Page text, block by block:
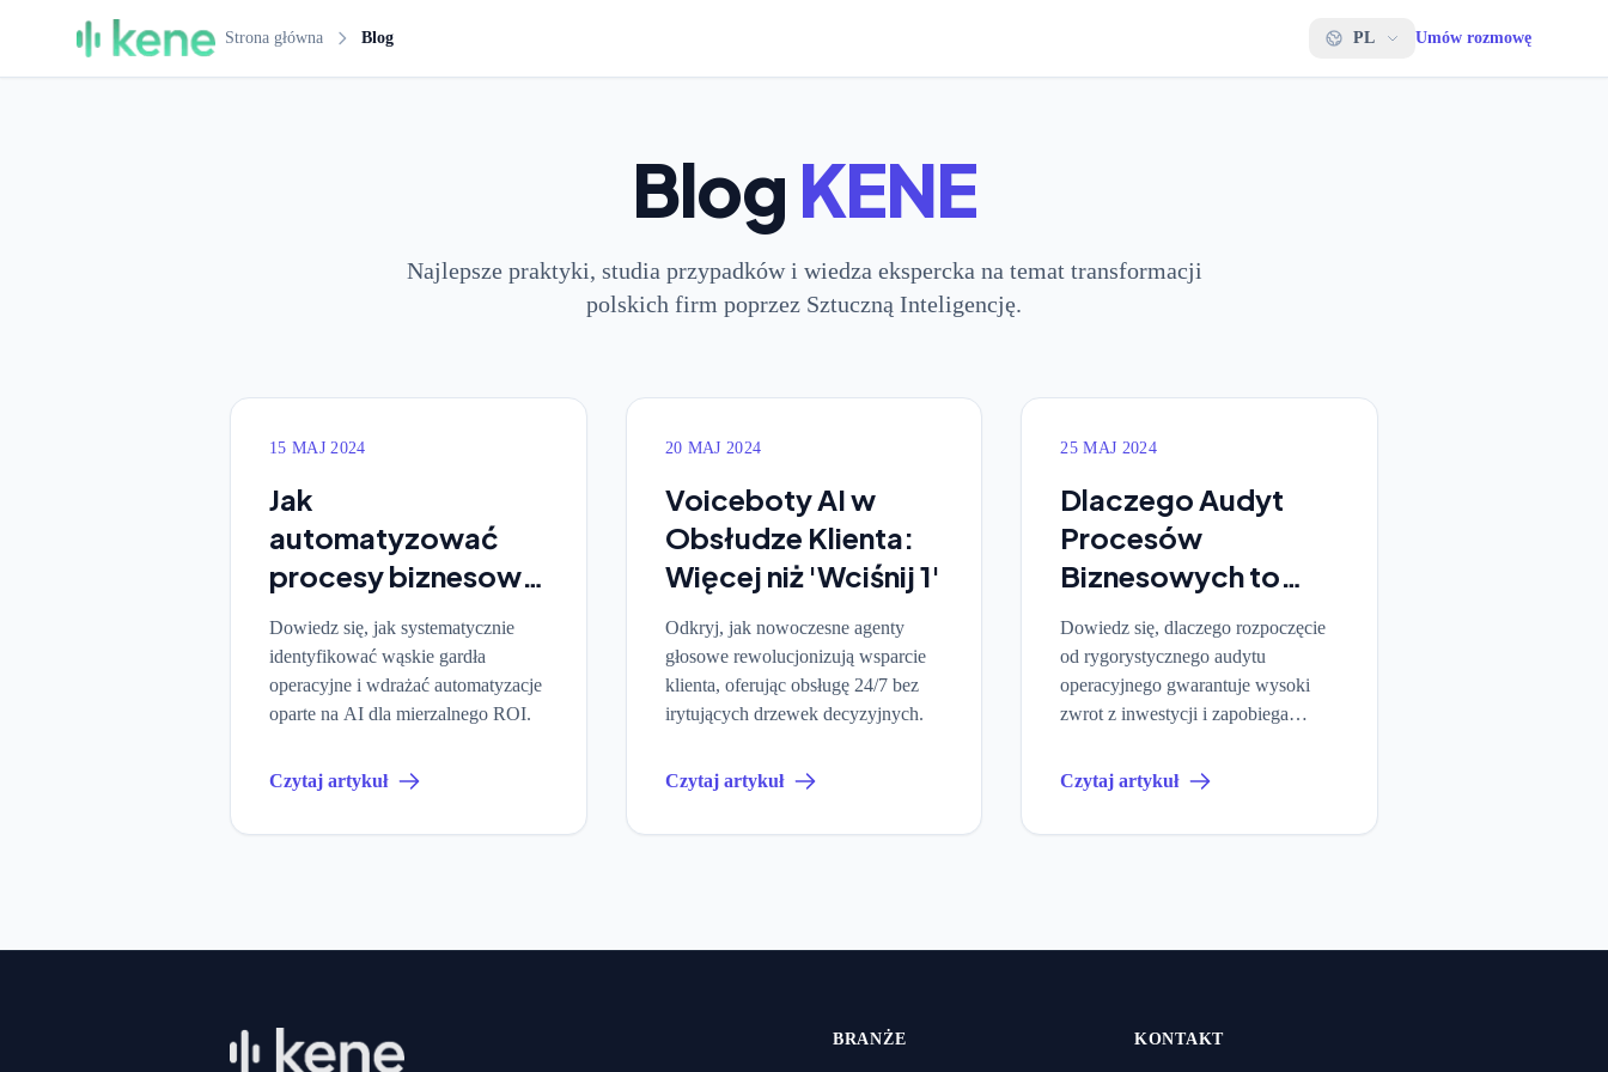
Strona główna Blog PL Umów rozmowę
Blog KENE
Najlepsze praktyki, studia przypadków i wiedza ekspercka na temat transformacji
polskich firm poprzez Sztuczną Inteligencję.
15 MAJ 2024
Jak
automatyzować
procesy biznesowe
z AI: Poradnik
Strategiczny
Dowiedz się, jak systematycznie
identyfikować wąskie gardła
operacyjne i wdrażać automatyzacje
oparte na AI dla mierzalnego ROI.
Czytaj artykuł
20 MAJ 2024
Voiceboty AI w
Obsłudze Klienta:
Więcej niż 'Wciśnij 1'
Odkryj, jak nowoczesne agenty
głosowe rewolucjonizują wsparcie
klienta, oferując obsługę 24/7 bez
irytujących drzewek decyzyjnych.
Czytaj artykuł
25 MAJ 2024
Dlaczego Audyt
Procesów
Biznesowych to
fundament
wdrożenia AI
Dowiedz się, dlaczego rozpoczęcie
od rygorystycznego audytu
operacyjnego gwarantuje wysoki
zwrot z inwestycji i zapobiega
Czytaj artykuł
BRANŻE KONTAKT